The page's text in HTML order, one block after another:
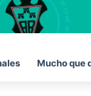
Mucho que